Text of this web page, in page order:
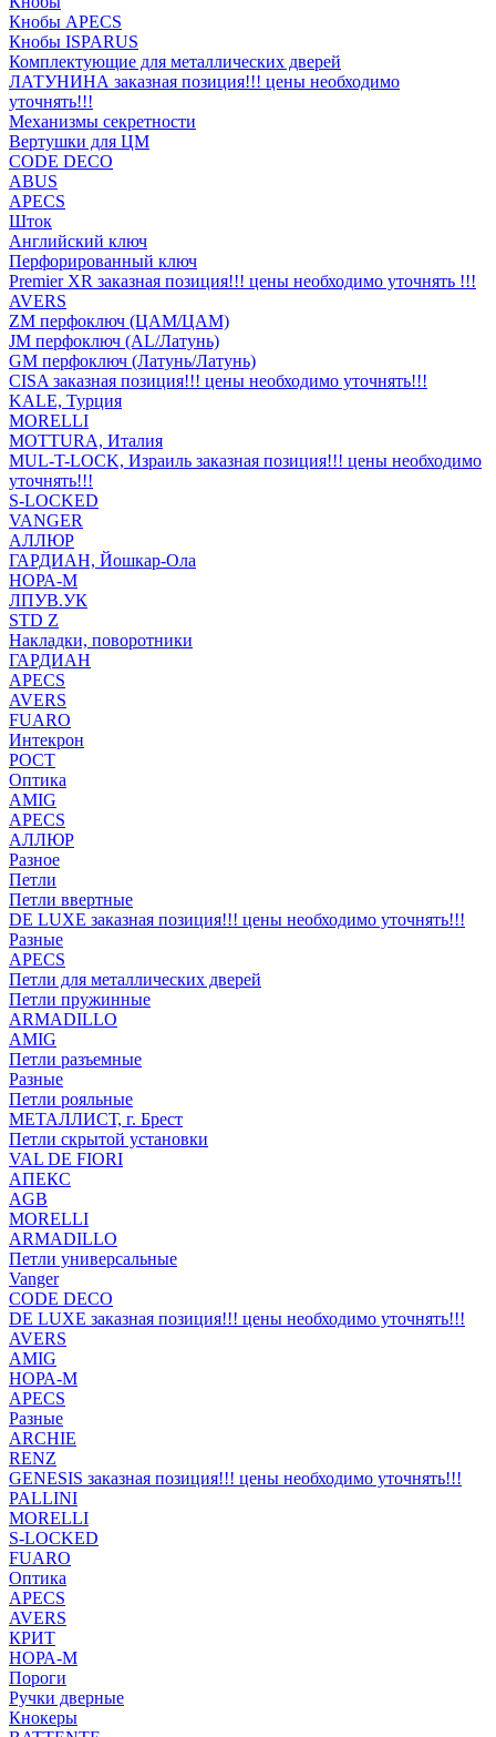
Кнобы APECS
Кнобы ISPARUS
Комплектующие для металлических дверей
ЛАТУНИНА заказная позиция!!! цены необходимо
уточнять!!!
Механизмы секретности
Вертушки для ЦМ
CODE DECO
ABUS
APECS
Шток
Английский ключ
Перфорированный ключ
Premier XR заказная позиция!!! цены необходимо уточнять !!!
AVERS
ZM перфоключ (ЦАМ/ЦАМ)
JМ перфоключ (АL/Латунь)
GM перфоключ (Латунь/Латунь)
CISA заказная позиция!!! цены необходимо уточнять!!!
KALE, Турция
MORELLI
MOTTURA, Италия
MUL-T-LOCK, Израиль заказная позиция!!! цены необходимо
уточнять!!!
S-LOCKED
VANGER
АЛЛЮР
ГАРДИАН, Йошкар-Ола
НОРА-М
ЛПУВ.УК
STD Z
Накладки, поворотники
ГАРДИАН
APECS
AVERS
FUARO
Интекрон
РОСТ
Оптика
AMIG
APECS
АЛЛЮР
Разное
Петли
Петли ввертные
DE LUXE заказная позиция!!! цены необходимо уточнять!!!
Разные
APECS
Петли для металлических дверей
Петли пружинные
ARMADILLO
AMIG
Петли разъемные
Разные
Петли рояльные
МЕТАЛЛИСТ, г. Брест
Петли скрытой установки
VAL DE FIORI
АПЕКС
AGB
MORELLI
ARMADILLO
Петли универсальные
Vanger
CODE DECO
DE LUXE заказная позиция!!! цены необходимо уточнять!!!
AVERS
AMIG
НОРА-М
APECS
Разные
ARCHIE
RENZ
GENESIS заказная позиция!!! цены необходимо уточнять!!!
PALLINI
MORELLI
S-LOCKED
FUARO
Оптика
APECS
AVERS
КРИТ
НОРА-М
Пороги
Ручки дверные
Кнокеры